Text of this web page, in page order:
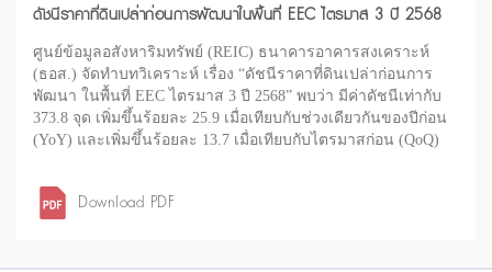
ดัชนีราคาที่ดินเปล่าก่อนการพัฒนาในพื้นที่ EEC ไตรมาส 3 ปี 2568
ศูนย์ข้อมูลอสังหาริมทรัพย์ (REIC) ธนาคารอาคารสงเคราะห์
(ธอส.) จัดทำบทวิเคราะห์ เรื่อง “ดัชนีราคาที่ดินเปล่าก่อนการ
พัฒนา ในพื้นที่ EEC ไตรมาส 3 ปี 2568” พบว่า มีค่าดัชนีเท่ากับ
373.8 จุด เพิ่มขึ้นร้อยละ 25.9 เมื่อเทียบกับช่วงเดียวกันของปีก่อน
(YoY) และเพิ่มขึ้นร้อยละ 13.7 เมื่อเทียบกับไตรมาสก่อน (QoQ)
Download PDF